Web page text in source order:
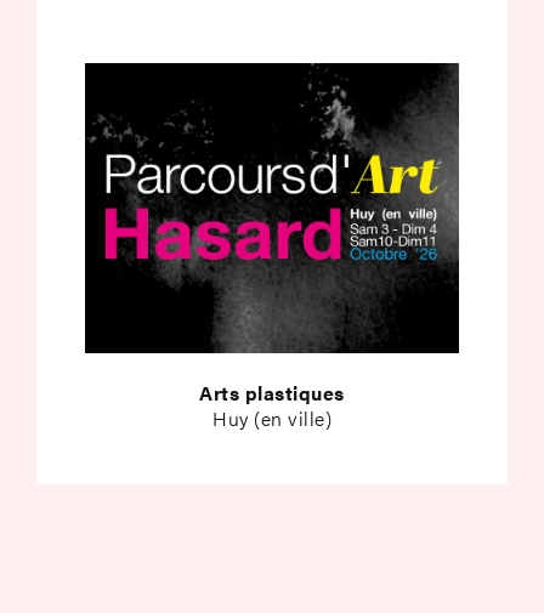
Arts plastiques
Huy (en ville)